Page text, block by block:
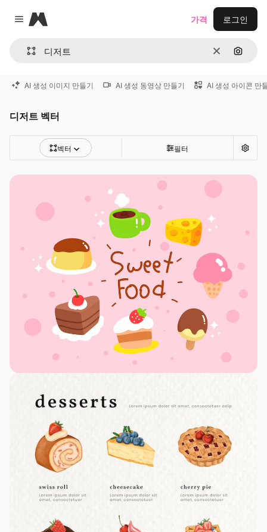
Close menu
Magnific
지우기이미지
가격 로그인
AI 생성 이미지 만들기 AI 생성 동영상 만들기 AI 생성 아이콘 만
디저트 벡터
벡터 필터